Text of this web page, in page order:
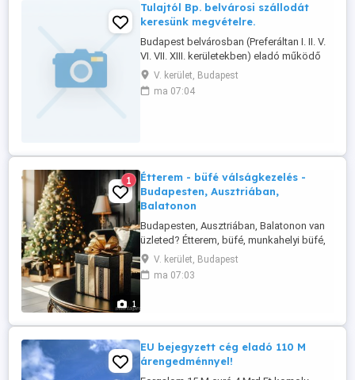
Tulajtól Bp. belvárosi szállodát
keresünk megvételre.
Budapest belvárosban (Preferáltan I. II. V.
VI. VII. XIII. kerületekben) eladó működő
szállodákat keresek, közvetlen
tulajdonostól. Ingatlanosi megbízás
nélkül. Aktívan szállodát kereső (jelenleg
V. kerület, Budapest
ma 07:04
1
1
Étterem - büfé válságkezelés -
Budapesten, Ausztriában,
Balatonon
Budapesten, Ausztriában, Balatonon van
üzleted? Étterem, büfé, munkahelyi büfé,
street food? Nem vagy elégedett a
bevétellel, vagy veszteséges az üzleted? -
Nem vagy elégedett az alkalmazottakkal?
étel ital kínálattal? Lassan ...
V. kerület, Budapest
ma 07:03
EU bejegyzett cég eladó 110 M
árengedménnyel!